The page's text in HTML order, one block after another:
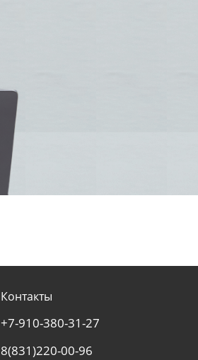
Контакты
+7-910-380-31-27
8(831)220-00-96